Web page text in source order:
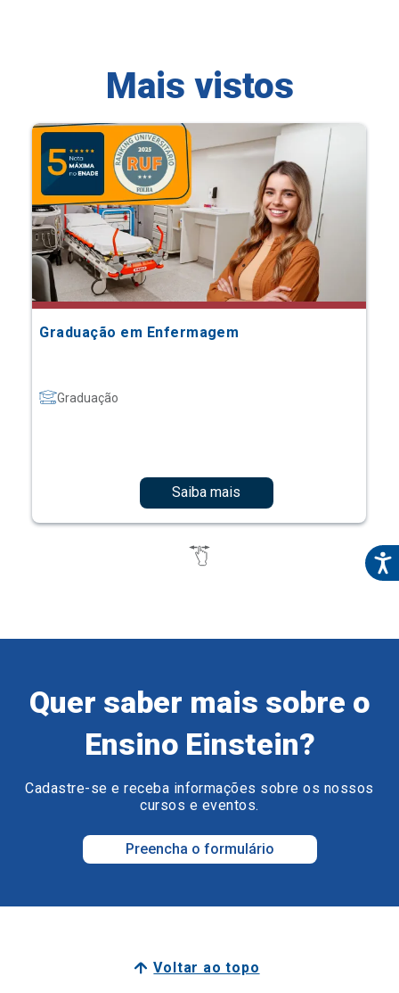
Mais vistos
Graduação em Enfermagem
Graduação
Saiba mais
Quer saber mais sobre o
Ensino Einstein?
Cadastre-se e receba informações sobre os nossos
cursos e eventos.
Preencha o formulário
Voltar ao topo